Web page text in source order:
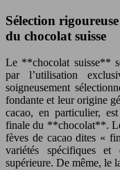
Sélection
du chocolat suisse
Le **chocolat suisse**
par l’utilisation
soigneusement
fondante et leur origine
cacao, en particulier,
finale du **chocolat**.
fèves de cacao dites «
variétés spécifiques
supérieure. De même, le